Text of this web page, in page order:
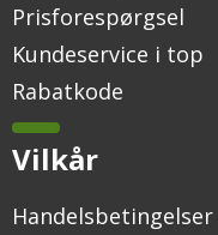
Prisforespørgsel
Kundeservice i top
Rabatkode
Vilkår
Handelsbetingelser